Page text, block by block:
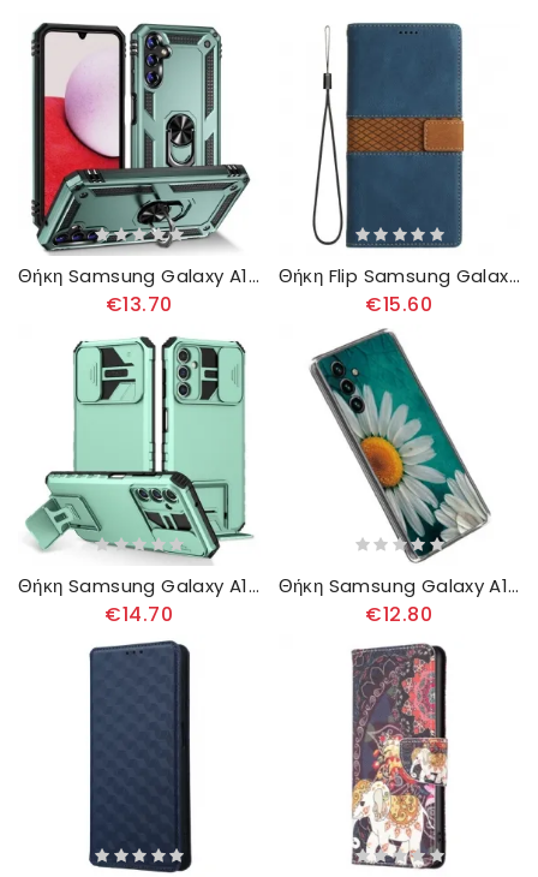
Θήκη Samsung Galaxy A14 / A14 5G Δαχτυλίδι Premium
€13.70
Θήκη Flip Samsung Galaxy A14 / A14 5G με κορδονι Strappy Pattern
€15.60
Θήκη Samsung Galaxy A14 / A14 5G Κάλυμμα Κάμερας Με Βάση
€14.70
Θήκη Samsung Galaxy A14 / A14 5G Μαργαρίτα
€12.80